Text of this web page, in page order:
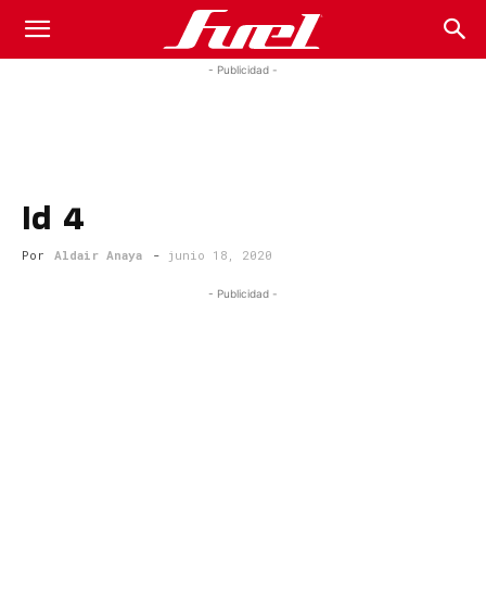
Fuel
Magazine
- Publicidad -
Id 4
Por Aldair Anaya - junio 18, 2020
- Publicidad -